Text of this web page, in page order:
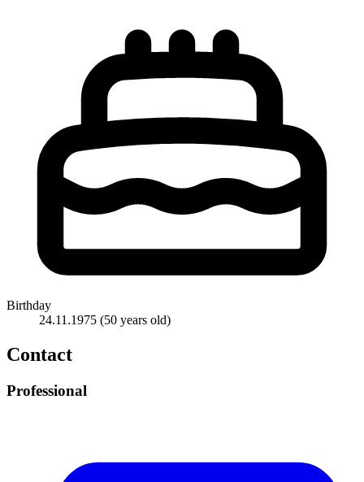
Birthday
24.11.1975 (50 years old)
Contact
Professional